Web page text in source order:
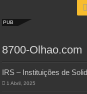
PUB
8700-Olhao.com
IRS – Instituições de
1 Abril, 2025